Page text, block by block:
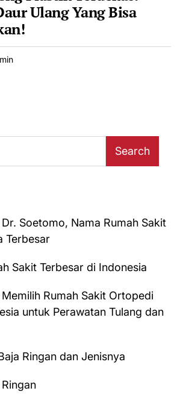
Ulang Yang Bisa
Search
Soetomo, Nama Rumah Sakit
Terbesar
Sakit Terbesar di Indonesia
Rumah Sakit Ortopedi
untuk Perawatan Tulang dan
Ringan dan Jenisnya